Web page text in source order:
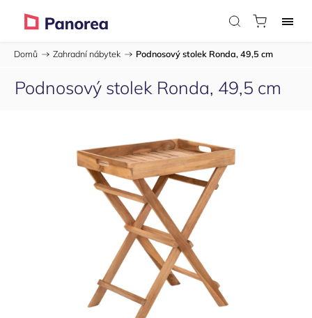
Domů / Zahradní nábytek / Podnosový stolek Ronda, 49,5 cm
Podnosový stolek Ronda, 49,5 cm